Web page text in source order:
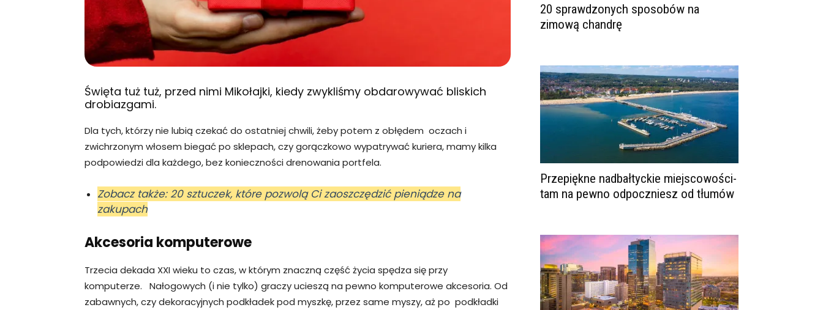
Święta tuż tuż, przed nimi Mikołajki, kiedy zwykliśmy obdarowywać bliskich
drobiazgami.
Dla tych, którzy nie lubią czekać do ostatniej chwili, żeby potem z obłędem oczach i
zwichrzonym włosem biegać po sklepach, czy gorączkowo wypatrywać kuriera, mamy kilka
podpowiedzi dla każdego, bez konieczności drenowania portfela.
Zobacz także: 20 sztuczek, które pozwolą Ci zaoszczędzić pieniądze na
zakupach
Akcesoria komputerowe
Trzecia dekada XXI wieku to czas, w którym znaczną część życia spędza się przy
komputerze. Nałogowych (i nie tylko) graczy ucieszą na pewno komputerowe akcesoria. Od
zabawnych, czy dekoracyjnych podkładek pod myszkę, przez same myszy, aż po podkładki
20 sprawdzonych sposobów na
zimową chandrę
Przepiękne nadbałtyckie miejscowości-
tam na pewno odpoczniesz od tłumów